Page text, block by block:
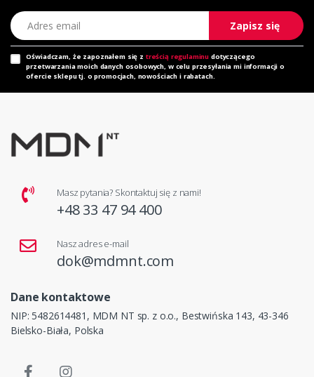
Adres email
Zapisz się
Oświadczam, że zapoznałem się z treścią regulaminu dotyczącego
przetwarzania moich danych osobowych, w celu przesyłania mi informacji o
ofercie sklepu tj. o promocjach, nowościach i rabatach.
Masz pytania? Skontaktuj się z nami!
+48 33 47 94 400
Nasz adres e-mail
dok@mdmnt.com
Dane kontaktowe
NIP: 5482614481, MDM NT sp. z o.o., Bestwińska 143, 43-346
Bielsko-Biała, Polska